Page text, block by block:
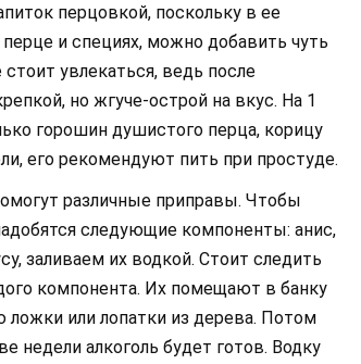
перцовкой, поскольку в ее
и специях, можно добавить чуть
увлекаться, ведь после
но жгуче-острой на вкус. На 1
горошин душистого перца, корицу
его рекомендуют пить при простуде.
различные приправы. Чтобы
следующие компоненты: анис,
заливаем их водкой. Стоит следить
компонента. Их помещают в банку
или лопатки из дерева. Потом
недели алкоголь будет готов. Водку